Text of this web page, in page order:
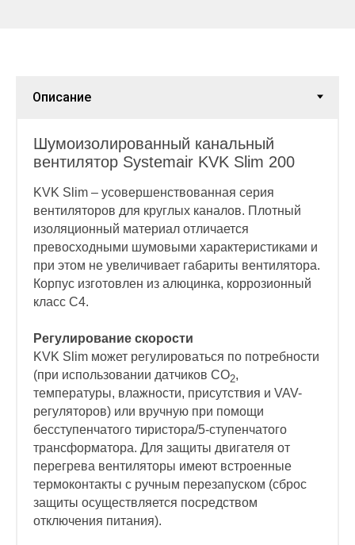
Шумоизолированный канальный
вентилятор Systemair KVK Slim 200
KVK Slim – усовершенствованная серия
вентиляторов для круглых каналов. Плотный
изоляционный материал отличается
превосходными шумовыми характеристиками и
при этом не увеличивает габариты вентилятора.
Корпус изготовлен из алюцинка, коррозионный
класс C4.
Регулирование скорости
KVK Slim может регулироваться по потребности
(при использовании датчиков CO2,
температуры, влажности, присутствия и VAV-
регуляторов) или вручную при помощи
бесступенчатого тиристора/5-ступенчатого
трансформатора. Для защиты двигателя от
перегрева вентиляторы имеют встроенные
термоконтакты с ручным перезапуском (сброс
защиты осуществляется посредством
отключения питания).